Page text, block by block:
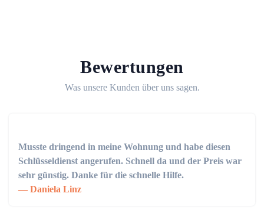
Bewertungen
Was unsere Kunden über uns sagen.
Musste dringend in meine Wohnung und habe diesen
Schlüsseldienst angerufen. Schnell da und der Preis war
sehr günstig. Danke für die schnelle Hilfe.
Daniela Linz